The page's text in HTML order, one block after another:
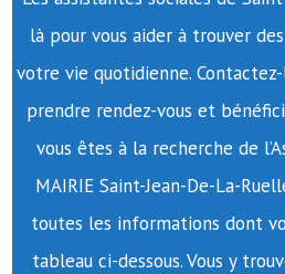
là pour vous aider à trouver
votre vie quotidienne.
prendre rendez-vous et
vous êtes à la recherche de
MAIRIE Saint-Jean-De-La-
toutes les informations dont
tableau ci-dessous. Vous y